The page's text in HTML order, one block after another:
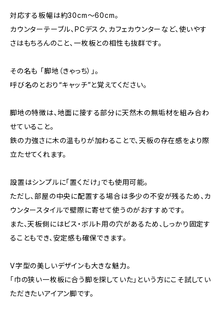
対応する板幅は約30cm～60cm。
カウンターテーブル、PCデスク、カフェカウンターなど、使いやす
さはもちろんのこと、一枚板との相性も抜群です。
その名も 「脚地（きゃっち）」。
呼び名のとおり“キャッチ”と覚えてください。
脚地の特徴は、地面に接する部分に天然木の無垢材を組み合わ
せていること。
鉄の力強さに木の温もりが加わることで、天板の存在感をより際
立たせてくれます。
設置はシンプルに「置くだけ」でも使用可能。
ただし、部屋の中央に配置する場合は多少の不安が残るため、カ
ウンタースタイルで壁際に寄せて使うのがおすすめです。
また、天板側にはビス・ボルト用の穴があるため、しっかり固定す
ることもでき、安定感も確保できます。
V字型の美しいデザインも大きな魅力。
「巾の狭い一枚板に合う脚を探していた」という方にこそ試してい
ただきたいアイアン脚です。